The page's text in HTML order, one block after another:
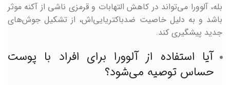
بله، آلوورا می‌تواند در کاهش التهابات و قرمزی ناشی از آکنه موثر
باشد و به دلیل خاصیت ضدباکتریایی‌اش، از تشکیل جوش‌های
جدید پیشگیری کند.
آیا استفاده از آلوورا برای افراد با پوست
حساس توصیه می‌شود؟